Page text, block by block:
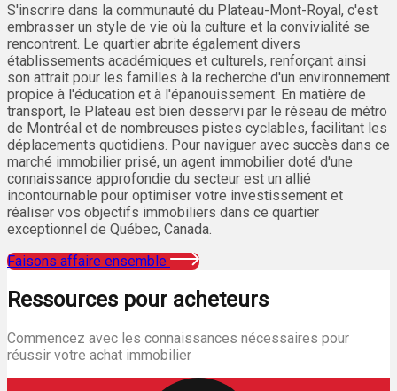
S'inscrire dans la communauté du Plateau-Mont-Royal, c'est
embrasser un style de vie où la culture et la convivialité se
rencontrent. Le quartier abrite également divers
établissements académiques et culturels, renforçant ainsi
son attrait pour les familles à la recherche d'un environnement
propice à l'éducation et à l'épanouissement. En matière de
transport, le Plateau est bien desservi par le réseau de métro
de Montréal et de nombreuses pistes cyclables, facilitant les
déplacements quotidiens. Pour naviguer avec succès dans ce
marché immobilier prisé, un agent immobilier doté d'une
connaissance approfondie du secteur est un allié
incontournable pour optimiser votre investissement et
réaliser vos objectifs immobiliers dans ce quartier
exceptionnel de Québec, Canada.
Faisons affaire ensemble
Ressources pour acheteurs
Commencez avec les connaissances nécessaires pour
réussir votre achat immobilier